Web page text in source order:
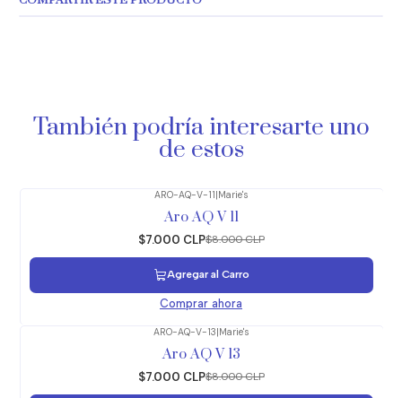
También podría interesarte uno
de estos
ARO-AQ-V-11|Marie's
Aro AQ V 11
$7.000 CLP$8.000 CLP
Agregar al Carro
Comprar ahora
ARO-AQ-V-13|Marie's
Aro AQ V 13
$7.000 CLP$8.000 CLP